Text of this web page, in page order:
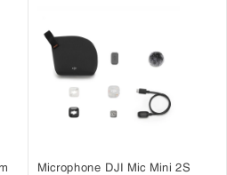
Microphone DJI Mic Mini 2S